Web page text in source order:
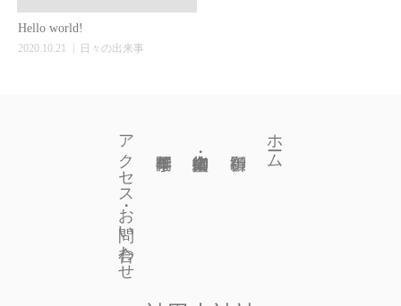
Hello world!
2020.10.21 日々の出来事
ホーム
アクセス・お問い合わせ